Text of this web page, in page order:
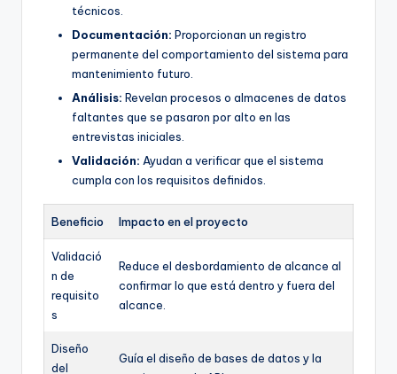
técnicos.
Documentación: Proporcionan un registro
permanente del comportamiento del sistema para
mantenimiento futuro.
Análisis: Revelan procesos o almacenes de datos
faltantes que se pasaron por alto en las
entrevistas iniciales.
Validación: Ayudan a verificar que el sistema
cumpla con los requisitos definidos.
Beneficio Impacto en el proyecto
Validació
n de
requisito
s
Reduce el desbordamiento de alcance al
confirmar lo que está dentro y fuera del
alcance.
Diseño
del
Guía el diseño de bases de datos y la